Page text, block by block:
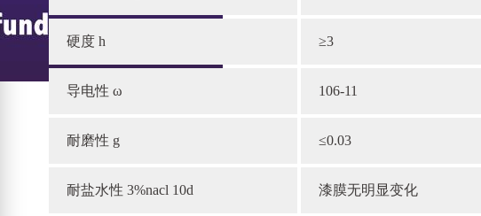
硬度 h ≥3
导电性 ω 106-11
耐磨性 g ≤0.03
耐盐水性 3%nacl 10d 漆膜无明显变化